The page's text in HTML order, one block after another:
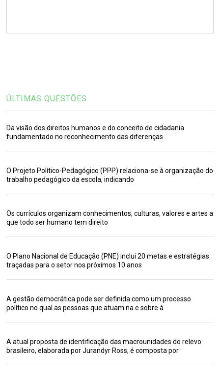
ÚLTIMAS QUESTÕES
Da visão dos direitos humanos e do conceito de cidadania
fundamentado no reconhecimento das diferenças
O Projeto Político-Pedagógico (PPP) relaciona-se à organização do
trabalho pedagógico da escola, indicando
Os currículos organizam conhecimentos, culturas, valores e artes a
que todo ser humano tem direito
O Plano Nacional de Educação (PNE) inclui 20 metas e estratégias
traçadas para o setor nos próximos 10 anos
A gestão democrática pode ser definida como um processo
político no qual as pessoas que atuam na e sobre à
A atual proposta de identificação das macrounidades do relevo
brasileiro, elaborada por Jurandyr Ross, é composta por